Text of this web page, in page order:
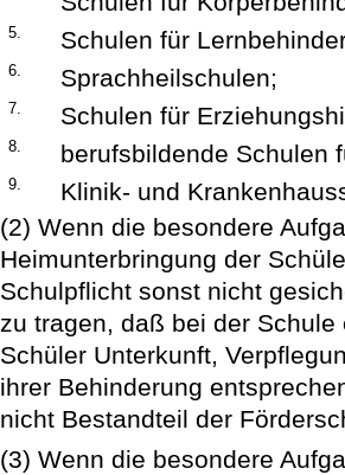
5. Schulen für
6. Sprachheilschulen;
7. Schulen für
8. berufsbildende Schulen
9.
Klinik- und
(2) Wenn die besondere
Heimunterbringung der
Schulpflicht sonst nicht
zu tragen, daß bei der
Schüler Unterkunft,
ihrer Behinderung
nicht Bestandteil der
(3) Wenn die besondere